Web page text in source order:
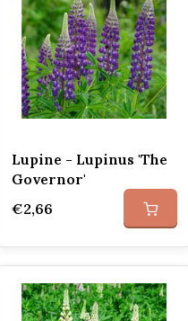
Lupine - Lupinus 'The
Governor'
€2,66